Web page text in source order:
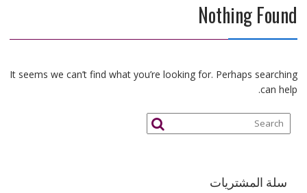
Nothing Found
It seems we can’t find what you’re looking for. Perhaps searching
can help.
سلة المشتريات